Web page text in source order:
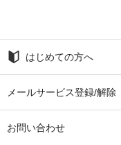
はじめての方へ
メールサービス登録/解除
お問い合わせ